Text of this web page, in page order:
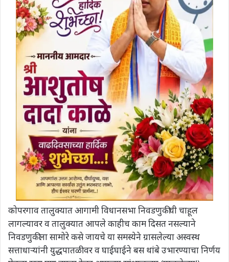
कोपरगाव तालुक्यात आगामी विधानसभा निवडणुकीची चाहूल
लागल्यावर व तालुक्यात आपले काहीच काम दिसत नसल्याने
निवडणुकीला सामोरे कसे जायचे या समस्येने ग्रासलेल्या अस्वस्थ
सत्ताधाऱ्यांनी युद्धपातळीवर व घाईघाईने बस थांबे उभारण्याचा निर्णय